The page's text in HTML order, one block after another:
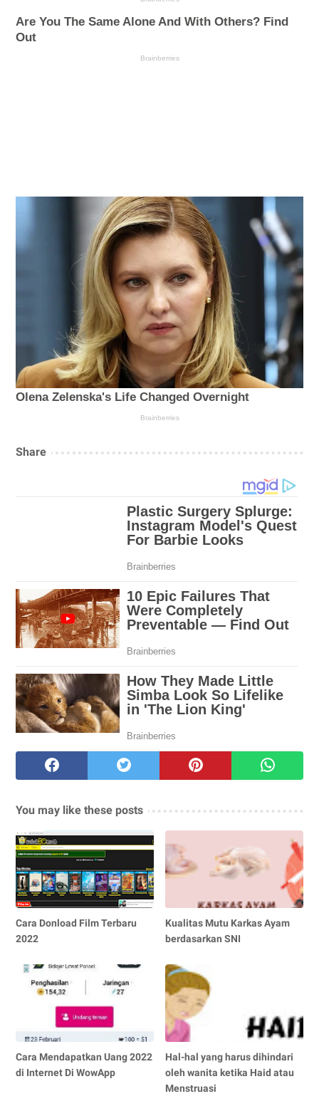
Share
You may like these posts
Cara Donload Film Terbaru
2022
Kualitas Mutu Karkas Ayam
berdasarkan SNI
Cara Mendapatkan Uang 2022
di Internet Di WowApp
Hal-hal yang harus dihindari
oleh wanita ketika Haid atau
Menstruasi